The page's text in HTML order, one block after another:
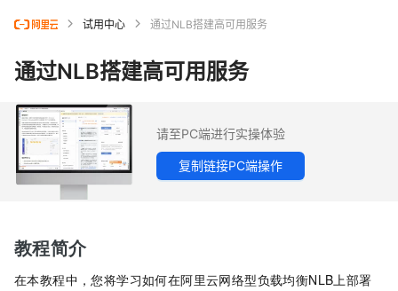
试用中心 通过NLB搭建高可用服务
通过NLB搭建高可用服务
请至PC端进行实操体验
复制链接PC端操作
教程简介
在本教程中，您将学习如何在阿里云网络型负载均衡NLB上部署